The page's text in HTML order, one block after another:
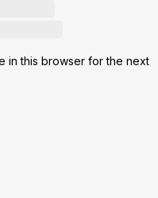
in this browser for the next